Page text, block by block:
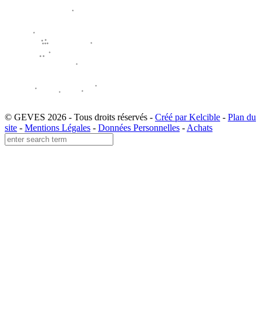
© GEVES 2026 - Tous droits réservés - Créé par Kelcible - Plan du
site - Mentions Légales - Données Personnelles - Achats